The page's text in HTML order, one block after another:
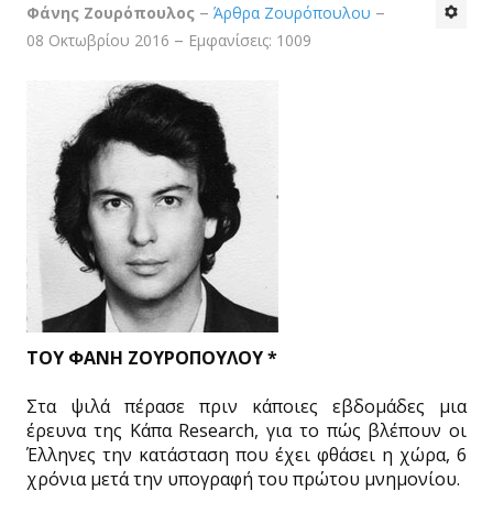
Καθημερινότητα
Αθλητικά
Προσωπικές
Κτίσματα
Τέχνες & Πολιτισμός
Βίντεο - Αρχείο FAZ
ΤΟ ΒΉΜΑ ΤΗΣ ΑΙΓΙΑΛΕΊΑΣ
ΕΠΙΚΟΙΝΩΝΊΑ
Φάνης Ζουρόπουλος
Άρθρα Ζουρόπουλου
08 Οκτωβρίου 2016
Εμφανίσεις: 1009
ΤΟΥ ΦΑΝΗ ΖΟΥΡΟΠΟΥΛΟΥ *
Στα ψιλά πέρασε πριν κάποιες εβδομάδες μια
έρευνα της Κάπα Research, για το πώς βλέπουν οι
Έλληνες την κατάσταση που έχει φθάσει η χώρα, 6
χρόνια μετά την υπογραφή του πρώτου μνημονίου.